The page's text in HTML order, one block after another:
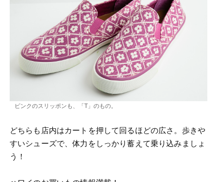
ピンクのスリッポンも、「T」のもの。
どちらも店内はカートを押して回るほどの広さ。歩きや
すいシューズで、体力をしっかり蓄えて乗り込みましょ
う！